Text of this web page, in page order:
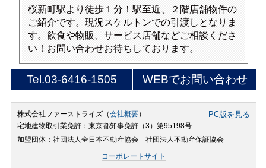
桜新町駅より徒歩１分！駅至近、２階店舗物件の
ご紹介です。現況スケルトンでの引渡しとなりま
す。飲食や物販、サービス店舗などご相談くださ
い！お問い合わせお待ちしております。
Tel.03-6416-1505 WEBでお問い合わせ
株式会社ファーストライズ（会社概要） PC版を見る
宅地建物取引業免許：東京都知事免許（3）第95198号
加盟団体：社団法人全日本不動産協会 社団法人不動産保証協会
コーポレートサイト